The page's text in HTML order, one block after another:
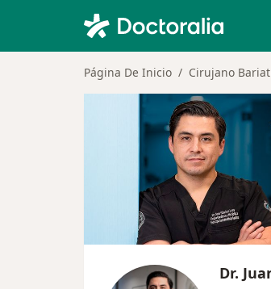
Página De Inicio Cirujano
Dr.